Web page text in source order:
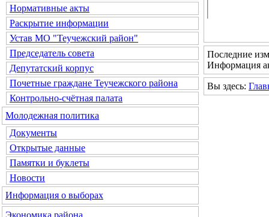
Нормативные акты
Раскрытие информации
Устав МО "Теучежский район"
Председатель совета
Депутатский корпус
Почетные граждане Теучежского района
Контрольно-счётная палата
Молодежная политика
Документы
Открытые данные
Памятки и буклеты
Новости
Информация о выборах
Экономика района
Последние
Информация
Вы здесь: